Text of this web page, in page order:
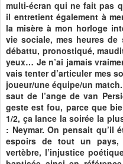
multi-écran qui ne fait pas
il entretient également à
la misère à mon horloge
vie sociale, mes heures de
débattu, pronostiqué,
yeux… Je n’ai jamais
vais tenter d’articuler mes
joueur/une équipe/un
saut de l’ange de van
geste est fou, parce que
1/2, ça lance la soirée la
: Neymar. On pensait qu’il
espoirs de tout un pays,
vertèbre, l’injustice